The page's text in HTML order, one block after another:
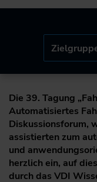
Die 39. Tagung
Automatisiertes
Diskussionsforum,
assistierten zum
und
herzlich ein, auf
durch das VDI